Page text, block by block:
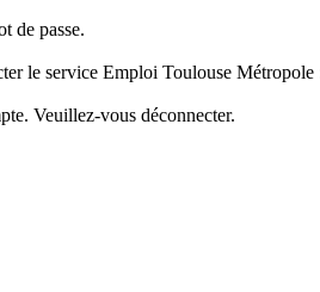
de passe.
le service Emploi Toulouse Métropole
Veuillez-vous déconnecter.